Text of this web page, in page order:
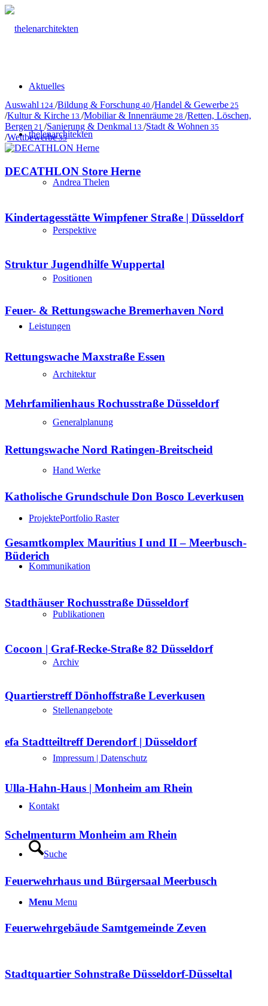
Aktuelles
thelenarchitekten
Andrea Thelen
Perspektive
Positionen
Leistungen
Architektur
Generalplanung
Hand Werke
ProjektePortfolio Raster
Kommunikation
Publikationen
Archiv
Stellenangebote
Impressum | Datenschutz
Kontakt
Suche
Menu Menu
Auswahl 124 /Bildung & Forschung 40 /Handel & Gewerbe 25
/Kultur & Kirche 13 /Mobiliar & Innenräume 28 /Retten, Löschen,
Bergen 21 /Sanierung & Denkmal 13 /Stadt & Wohnen 35
/Wettbewerbe35
DECATHLON Store Herne
Kindertagesstätte Wimpfener Straße | Düsseldorf
Struktur Jugendhilfe Wuppertal
Feuer- & Rettungswache Bremerhaven Nord
Rettungswache Maxstraße Essen
Mehrfamilienhaus Rochusstraße Düsseldorf
Rettungswache Nord Ratingen-Breitscheid
Katholische Grundschule Don Bosco Leverkusen
Gesamtkomplex Mauritius I und II – Meerbusch-
Büderich
Stadthäuser Rochusstraße Düsseldorf
Cocoon | Graf-Recke-Straße 82 Düsseldorf
Quartierstreff Dönhoffstraße Leverkusen
efa Stadtteiltreff Derendorf | Düsseldorf
Ulla-Hahn-Haus | Monheim am Rhein
Schelmenturm Monheim am Rhein
Feuerwehrhaus und Bürgersaal Meerbusch
Feuerwehrgebäude Samtgemeinde Zeven
Stadtquartier Sohnstraße Düsseldorf-Düsseltal